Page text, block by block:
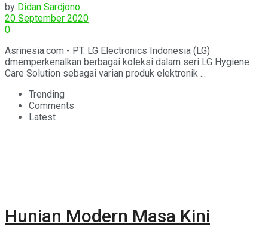
by Didan Sardjono
20 September 2020
0
Asrinesia.com - PT. LG Electronics Indonesia (LG)
dmemperkenalkan berbagai koleksi dalam seri LG Hygiene
Care Solution sebagai varian produk elektronik ...
Trending
Comments
Latest
Hunian Modern Masa Kini